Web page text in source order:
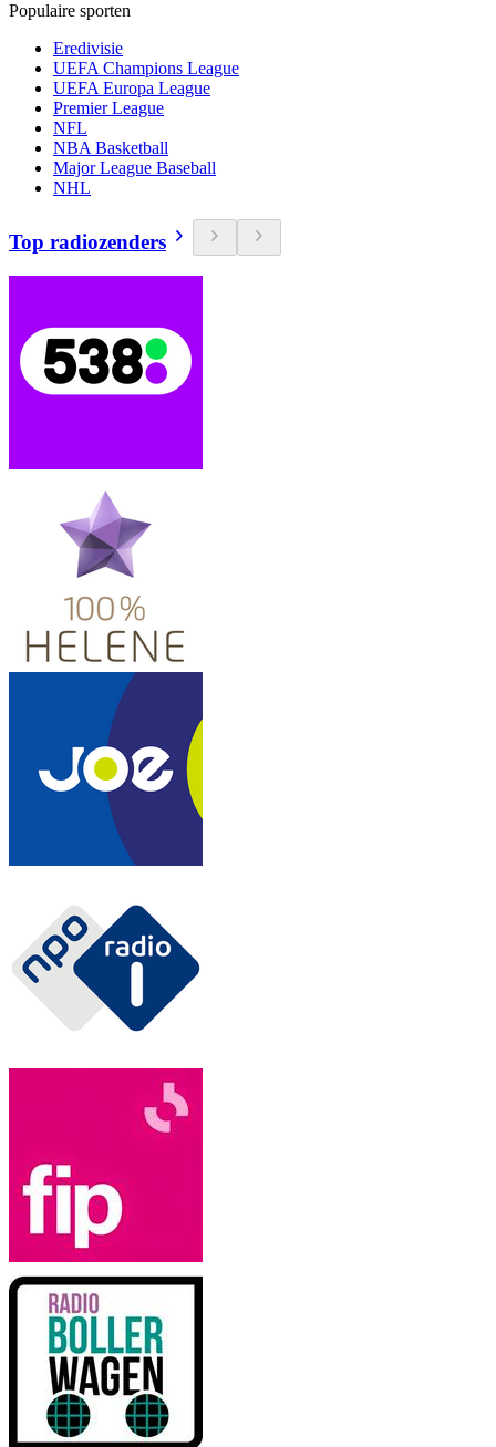
Populaire sporten
Eredivisie
UEFA Champions League
UEFA Europa League
Premier League
NFL
NBA Basketball
Major League Baseball
NHL
Top radiozenders